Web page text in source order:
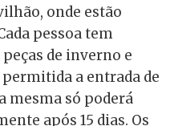
onde estão
pessoa tem
de inverno e
permitida a entrada de
mesma só poderá
após 15 dias. Os